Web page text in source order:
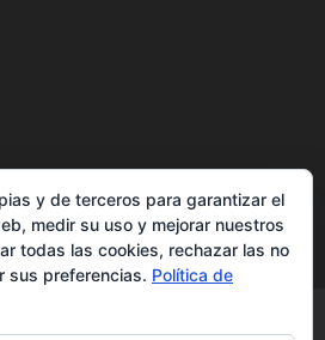
y de terceros para garantizar el
medir su uso y mejorar nuestros
todas las cookies, rechazar las no
sus preferencias. Política de